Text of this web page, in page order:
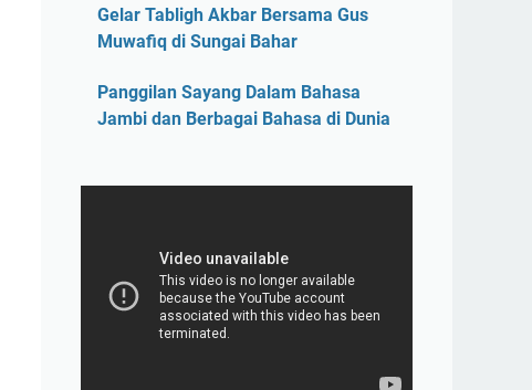
Gelar Tabligh Akbar Bersama Gus
Muwafiq di Sungai Bahar
Panggilan Sayang Dalam Bahasa
Jambi dan Berbagai Bahasa di Dunia